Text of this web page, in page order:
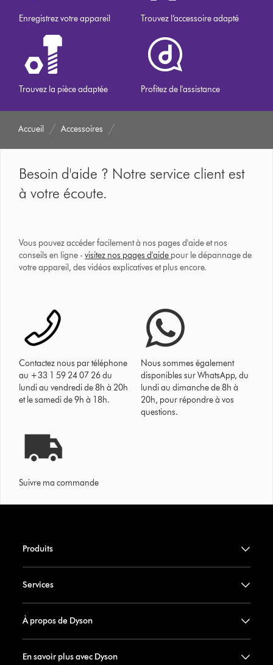
Enregistrez votre appareil Trouvez l’accessoire adapté
Trouvez la pièce adaptée Profitez de l'assistance
Accueil Accessoires
Besoin d'aide ? Notre service client est
à votre écoute.
Vous pouvez accéder facilement à nos pages d'aide et nos
conseils en ligne -visitez nos pages d'aide pour le dépannage de
votre appareil, des vidéos explicatives et plus encore.
Contactez nous par téléphone
au +33 1 59 24 07 26 du
lundi au vendredi de 8h à 20h
et le samedi de 9h à 18h.
Nous sommes également
disponibles sur WhatsApp, du
lundi au dimanche de 8h à
20h, pour répondre à vos
questions.
Suivre ma commande
Produits
Services
À propos de Dyson
En savoir plus avec Dyson